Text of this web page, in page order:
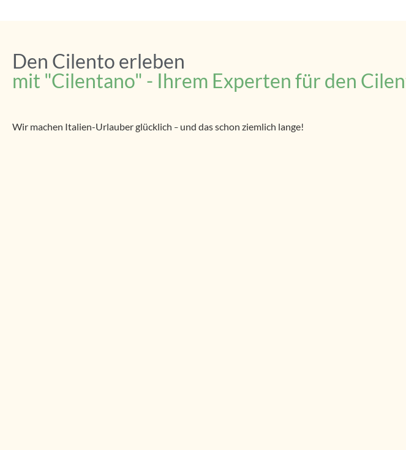
Den Cilento erleben
mit "Cilentano" - Ihrem Experten für den
Wir machen Italien-Urlauber glücklich – und das schon ziemlich lange!